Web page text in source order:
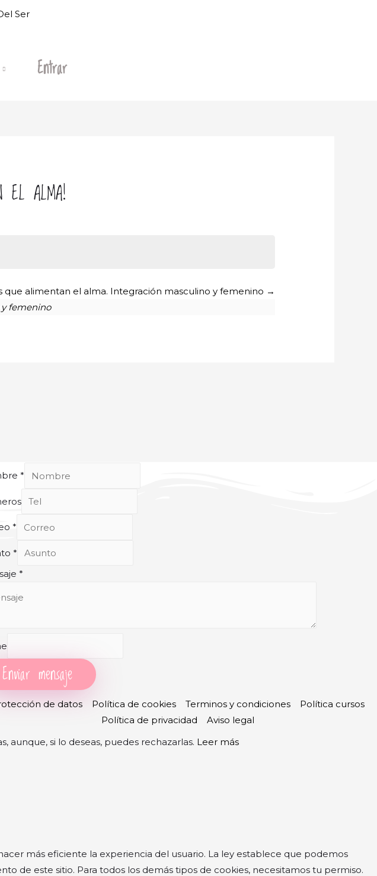
Entrar
EL ALMA!
que alimentan el alma. Integración masculino y femenino
femenino
*
*
*
*
Enviar mensaje
de datos Política de cookies Terminos y condiciones
Política cursos
Política de privacidad
Aviso legal
aunque, si lo deseas, puedes rechazarlas. Leer más
más eficiente la experiencia del usuario. La ley establece que podemos
de este sitio. Para todos los demás tipos de cookies, necesitamos tu permiso.